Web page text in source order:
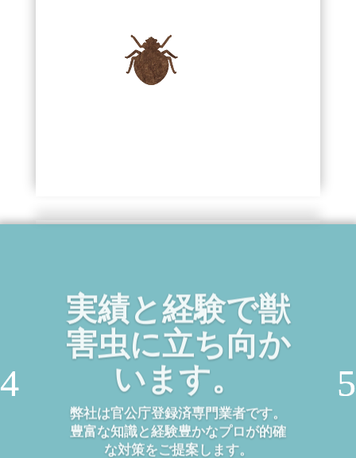
実績と経験で獣
害虫に立ち向か
います。
弊社は官公庁登録済専門業者です。
豊富な知識と経験豊かなプロが的確
な対策をご提案します。